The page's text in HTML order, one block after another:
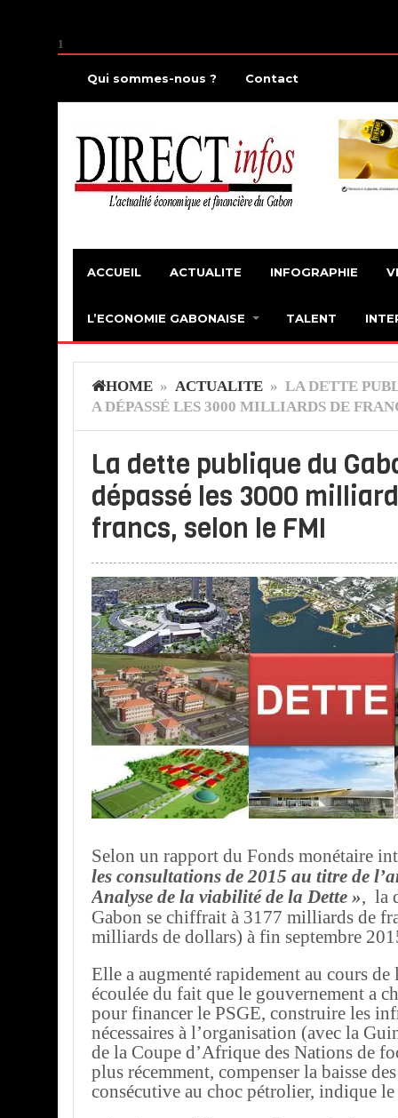
1
Qui sommes-nous ? Contact
ACCUEIL ACTUALITE INFOGRAPHIE
L’ECONOMIE GABONAISE TALENT
HOME » ACTUALITE » LA DETTE
A DÉPASSÉ LES 3000 MILLIARDS DE
La dette publique du
dépassé les 3000
francs, selon le FMI
Selon un rapport du Fonds monétaire
les consultations de 2015 au titre de
Analyse de la viabilité de la Dette », la
Gabon se chiffrait à 3177 milliards de
milliards de dollars) à fin septembre
Elle a augmenté rapidement au cours de
écoulée du fait que le gouvernement a
pour financer le PSGE, construire les
nécessaires à l’organisation (avec la
de la Coupe d’Afrique des Nations de
plus récemment, compenser la baisse
consécutive au choc pétrolier, indique